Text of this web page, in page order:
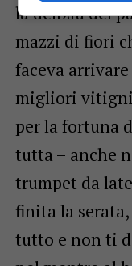
la delizia del
mazzi di fiori
faceva
migliori vitigni
per la fortuna
tutta – anche
trumpet da
finita la
tutto e non ti